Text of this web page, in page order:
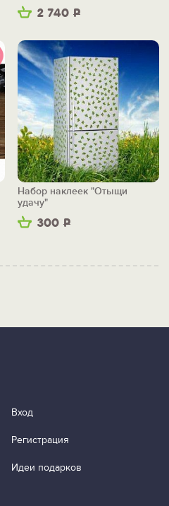
2 740 Р
300 Р
Набор наклеек "Отыщи
удачу"
Вход
Регистрация
Идеи подарков